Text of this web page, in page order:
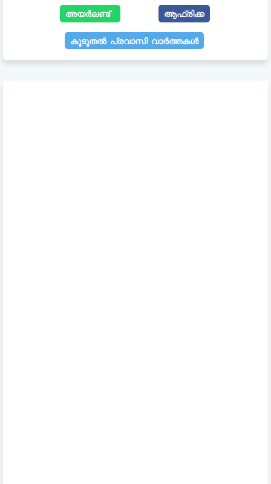
അയർലണ്ട് ആഫ്രിക്ക
കൂടുതൽ പ്രവാസി വാർത്തകൾ